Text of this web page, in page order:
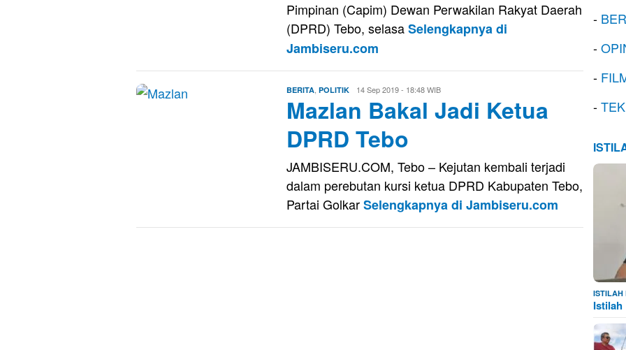
Pimpinan (Capim) Dewan Perwakilan Rakyat Daerah
(DPRD) Tebo, selasaSelengkapnya di
Jambiseru.com
BERITA POLITIK Eri
Saputra
14 Sep 2019 - 18:48 WIB
Mazlan Bakal Jadi Ketua
DPRD Tebo
JAMBISERU.COM, Tebo – Kejutan kembali terjadi
dalam perebutan kursi ketua DPRD Kabupaten Tebo,
Partai GolkarSelengkapnya di Jambiseru.com
-
-
-
-
ISTILAH
Istilah